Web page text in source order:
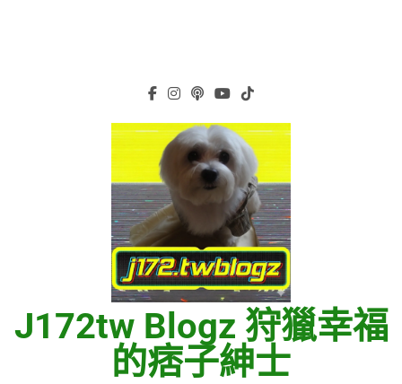
J172tw Blogz 狩獵幸福
的痞子紳士